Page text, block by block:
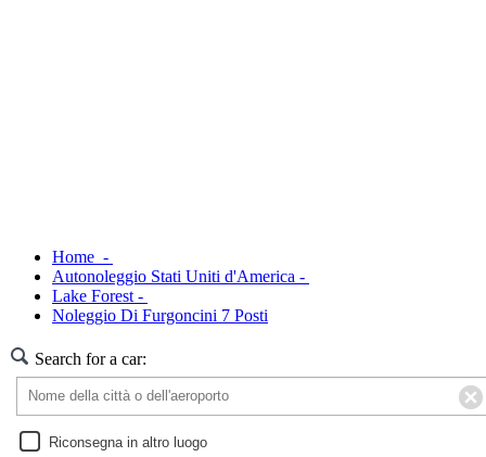
Home -
Autonoleggio Stati Uniti d'America -
Lake Forest -
Noleggio Di Furgoncini 7 Posti
Search for a car:
Riconsegna in altro luogo